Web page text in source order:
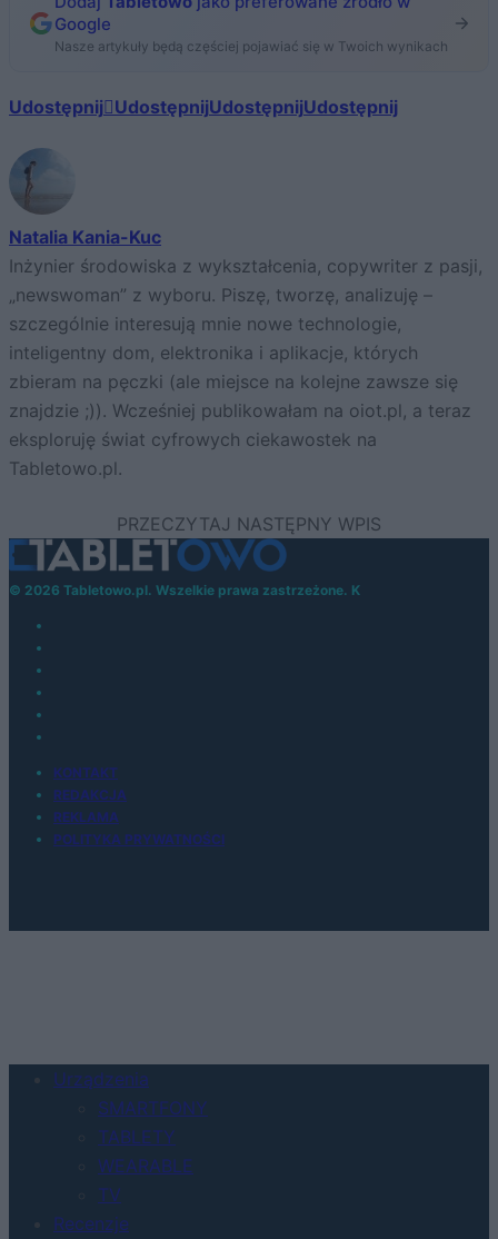
Google
Nasze artykuły będą częściej pojawiać się w Twoich wynikach
Udostępnij UdostępnijUdostępnijUdostępnij
Natalia Kania-Kuc
Inżynier środowiska z wykształcenia, copywriter z pasji,
„newswoman” z wyboru. Piszę, tworzę, analizuję –
szczególnie interesują mnie nowe technologie,
inteligentny dom, elektronika i aplikacje, których
zbieram na pęczki (ale miejsce na kolejne zawsze się
znajdzie ;)). Wcześniej publikowałam na oiot.pl, a teraz
eksploruję świat cyfrowych ciekawostek na
Tabletowo.pl.
© 2026 Tabletowo.pl. Wszelkie prawa zastrzeżone. K
KONTAKT
REDAKCJA
REKLAMA
POLITYKA PRYWATNOŚCI
Urządzenia
SMARTFONY
TABLETY
WEARABLE
TV
Recenzje